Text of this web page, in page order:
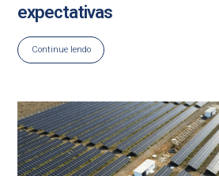
expectativas
Continue lendo